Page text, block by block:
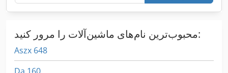
محبوب‌ترین نام‌های ماشین‌آلات را مرور کنید:
Aszx 648